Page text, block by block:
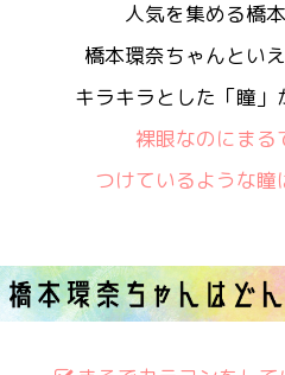
人気を集める橋
橋本環奈ちゃんとい
キラキラとした「瞳」
裸眼なのにまる
つけているような瞳